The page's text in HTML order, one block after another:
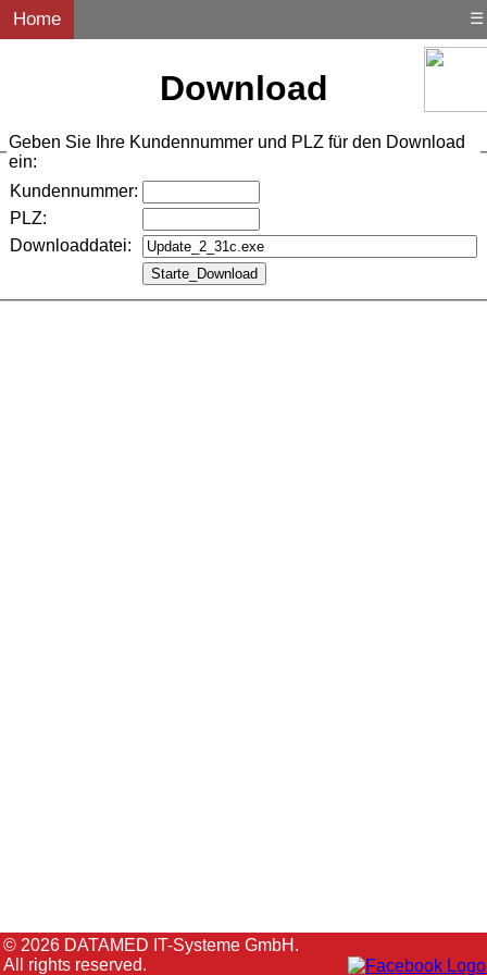
Home ☰
Download
Geben Sie Ihre Kundennummer und PLZ für den Download
ein:
Kundennummer:
PLZ:
Downloaddatei:
© 2026 DATAMED IT-Systeme GmbH.
All rights reserved.